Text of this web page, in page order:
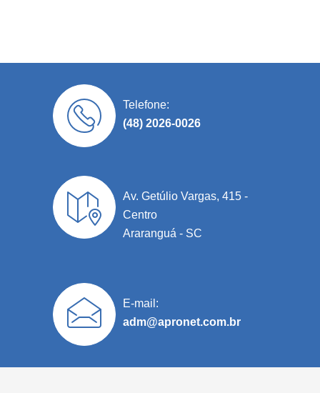
Telefone:
(48) 2026-0026
Av. Getúlio Vargas, 415 -
Centro
Araranguá - SC
E-mail:
adm@apronet.com.br